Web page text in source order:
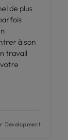
de plus
à son
travail
Development